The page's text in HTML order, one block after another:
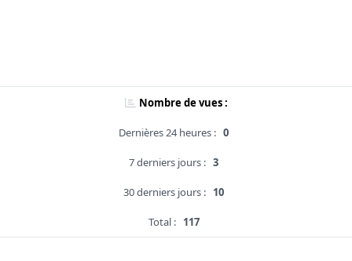
Nombre de vues :
Dernières 24 heures : 0
7 derniers jours : 3
30 derniers jours : 10
Total : 117